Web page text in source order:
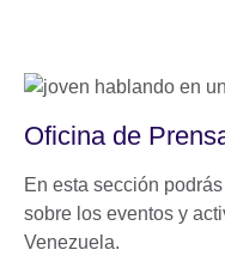
Oficina de
En esta sección
sobre los eventos y
Venezuela.